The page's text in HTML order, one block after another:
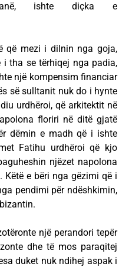
ishte diçka e
që mezi i dilnin nga goja,
tha se tërhiqej nga padia,
një kompensim financiar
së sulltanit nuk do i hynte
urdhëroi, që arkitektit në
floriri në ditë gjatë
dëmin e madh që i ishte
Fatihu urdhëroi që kjo
njëzet napolona
e bëri nga gëzimi që i
pendimi për ndëshkimin,
një perandori tepër
dhe të mos paraqitej
duket nuk ndihej aspak i